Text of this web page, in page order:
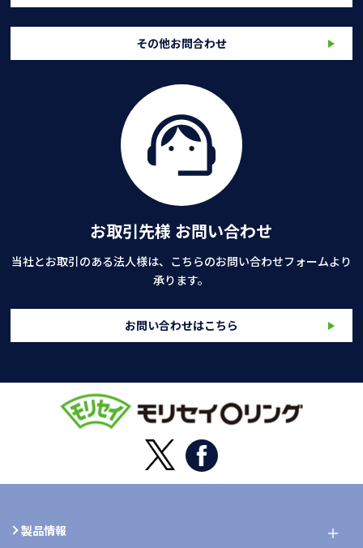
その他お問合わせ
お取引先様 お問い合わせ
当社とお取引のある法人様は、こちらのお問い合わせフォームより
承ります。
お問い合わせはこちら
製品情報